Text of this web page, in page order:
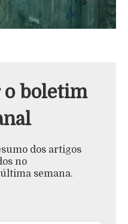
o boletim
dos artigos
no
semana.